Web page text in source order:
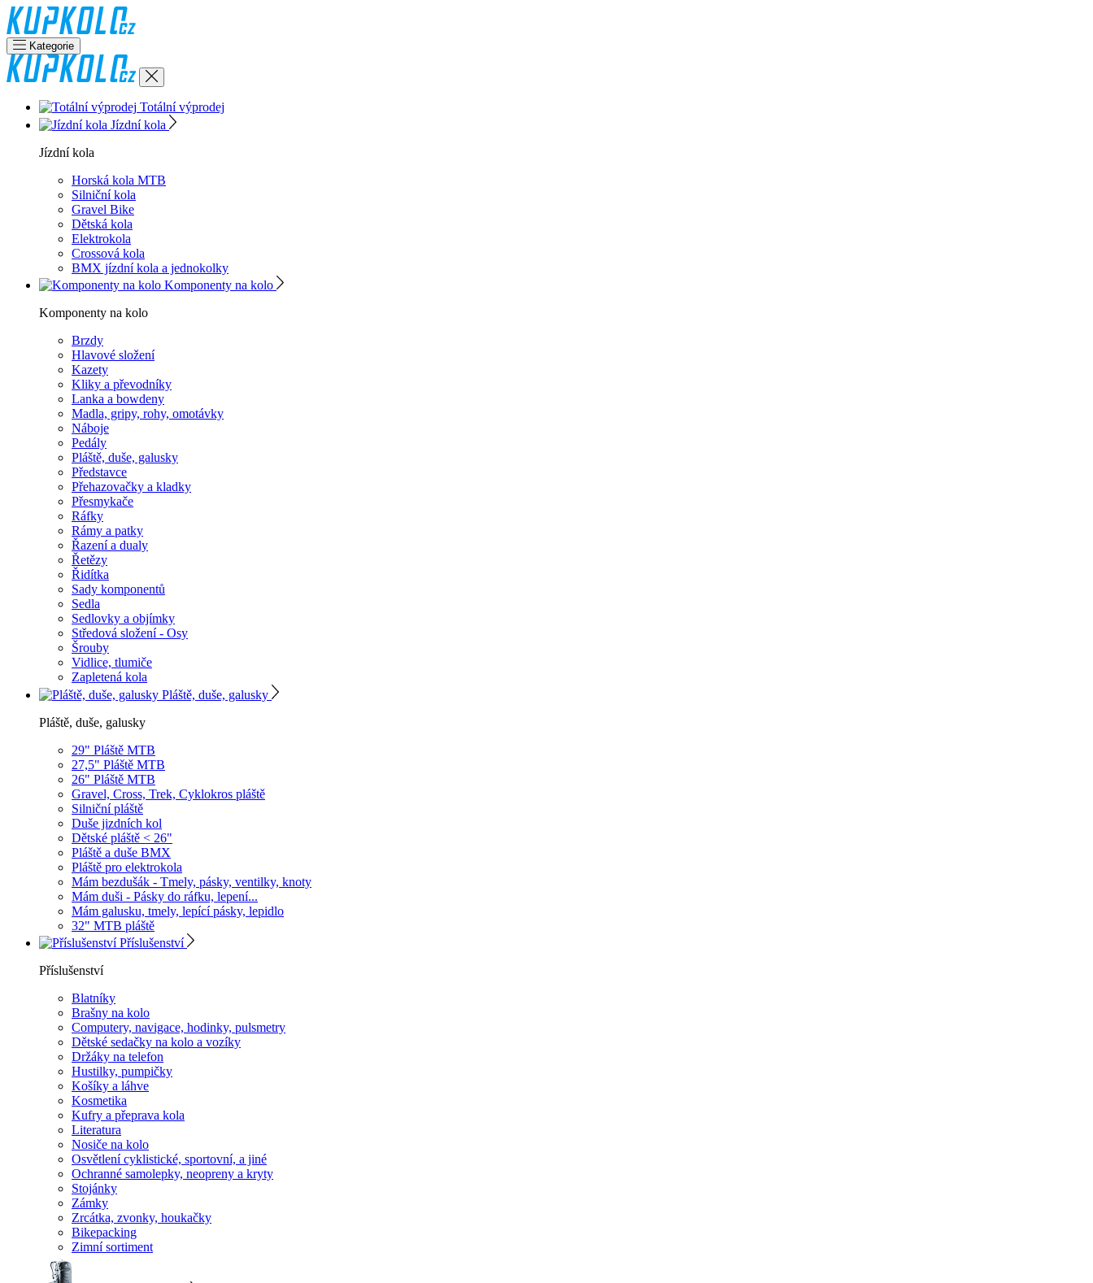
Kategorie
Totální výprodej
Jízdní kola
Jízdní kola
Horská kola MTB
Silniční kola
Gravel Bike
Dětská kola
Elektrokola
Crossová kola
BMX jízdní kola a jednokolky
Komponenty na kolo
Komponenty na kolo
Brzdy
Hlavové složení
Kazety
Kliky a převodníky
Lanka a bowdeny
Madla, gripy, rohy, omotávky
Náboje
Pedály
Pláště, duše, galusky
Představce
Přehazovačky a kladky
Přesmykače
Ráfky
Rámy a patky
Řazení a dualy
Řetězy
Řidítka
Sady komponentů
Sedla
Sedlovky a objímky
Středová složení - Osy
Šrouby
Vidlice, tlumiče
Zapletená kola
Pláště, duše, galusky
Pláště, duše, galusky
29" Pláště MTB
27,5" Pláště MTB
26" Pláště MTB
Gravel, Cross, Trek, Cyklokros pláště
Silniční pláště
Duše jizdních kol
Dětské pláště < 26"
Pláště a duše BMX
Pláště pro elektrokola
Mám bezdušák - Tmely, pásky, ventilky, knoty
Mám duši - Pásky do ráfku, lepení...
Mám galusku, tmely, lepící pásky, lepidlo
32" MTB pláště
Příslušenství
Příslušenství
Blatníky
Brašny na kolo
Computery, navigace, hodinky, pulsmetry
Dětské sedačky na kolo a vozíky
Držáky na telefon
Hustilky, pumpičky
Košíky a láhve
Kosmetika
Kufry a přeprava kola
Literatura
Nosiče na kolo
Osvětlení cyklistické, sportovní, a jiné
Ochranné samolepky, neopreny a kryty
Stojánky
Zámky
Zrcátka, zvonky, houkačky
Bikepacking
Zimní sortiment